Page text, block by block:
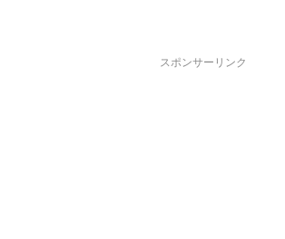
スポンサーリンク